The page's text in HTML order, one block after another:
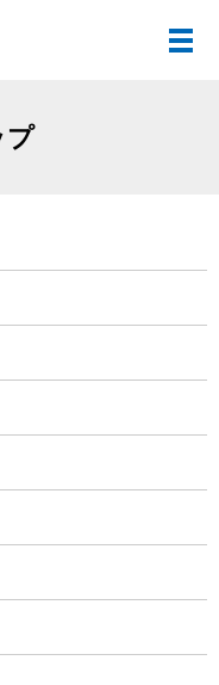
メ
プ